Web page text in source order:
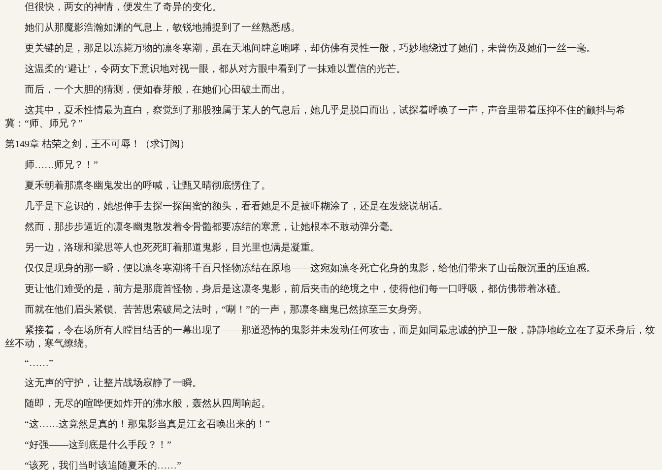
但很快，两女的神情，便发生了奇异的变化。
她们从那魔影浩瀚如渊的气息上，敏锐地捕捉到了一丝熟悉感。
更关键的是，那足以冻毙万物的凛冬寒潮，虽在天地间肆意咆哮，却仿佛有灵性一般，巧妙地绕过了她们，未曾伤及她们一丝一毫。
这温柔的‘避让’，令两女下意识地对视一眼，都从对方眼中看到了一抹难以置信的光芒。
而后，一个大胆的猜测，便如春芽般，在她们心田破土而出。
这其中，夏禾性情最为直白，察觉到了那股独属于某人的气息后，她几乎是脱口而出，试探着呼唤了一声，声音里带着压抑不住的颤抖与希
冀：“师、师兄？”
第149章 枯荣之剑，王不可辱！（求订阅）
师……师兄？！”
夏禾朝着那凛冬幽鬼发出的呼喊，让甄又晴彻底愣住了。
几乎是下意识的，她想伸手去探一探闺蜜的额头，看看她是不是被吓糊涂了，还是在发烧说胡话。
然而，那步步逼近的凛冬幽鬼散发着令骨髓都要冻结的寒意，让她根本不敢动弹分毫。
另一边，洛璟和梁思等人也死死盯着那道鬼影，目光里也满是凝重。
仅仅是现身的那一瞬，便以凛冬寒潮将千百只怪物冻结在原地——这宛如凛冬死亡化身的鬼影，给他们带来了山岳般沉重的压迫感。
更让他们难受的是，前方是那鹿首怪物，身后是这凛冬鬼影，前后夹击的绝境之中，使得他们每一口呼吸，都仿佛带着冰碴。
而就在他们眉头紧锁、苦苦思索破局之法时，“唰！”的一声，那凛冬幽鬼已然掠至三女身旁。
紧接着，令在场所有人瞠目结舌的一幕出现了——那道恐怖的鬼影并未发动任何攻击，而是如同最忠诚的护卫一般，静静地屹立在了夏禾身后，纹
丝不动，寒气缭绕。
“……”
这无声的守护，让整片战场寂静了一瞬。
随即，无尽的喧哗便如炸开的沸水般，轰然从四周响起。
“这……这竟然是真的！那鬼影当真是江玄召唤出来的！”
“好强——这到底是什么手段？！”
“该死，我们当时该追随夏禾的……”